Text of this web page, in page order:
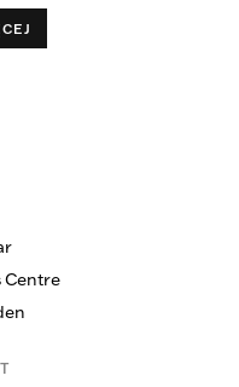
Centre